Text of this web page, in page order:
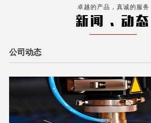
卓越的产品，真诚的服务
新闻 . 动态
公司动态